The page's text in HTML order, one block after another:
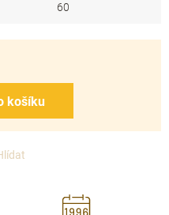
60